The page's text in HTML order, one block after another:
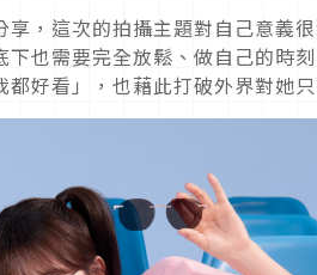
享，這次的拍攝主題對自己意義
下也需要完全放鬆、做自己的時
都好看」，也藉此打破外界對她